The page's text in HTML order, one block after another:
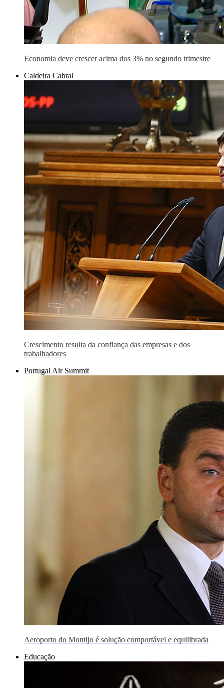
Economia deve crescer acima dos 3% no segundo trimestre
Caldeira Cabral
Crescimento resulta da confiança das empresas e dos
trabalhadores
Portugal Air Summit
Aeroporto do Montijo é solução comportável e equilibrada
Educação